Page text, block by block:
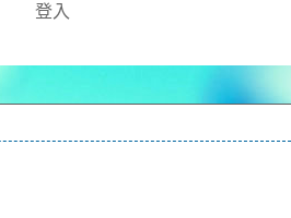
登入